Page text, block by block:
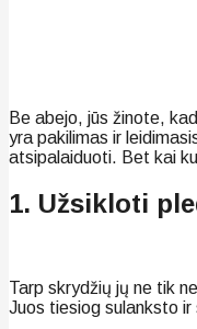
Be abejo, jūs žinote,
yra pakilimas ir
atsipalaiduoti. Bet kai
1. Užsikloti
Tarp skrydžių jų ne tik
Juos tiesiog sulanksto